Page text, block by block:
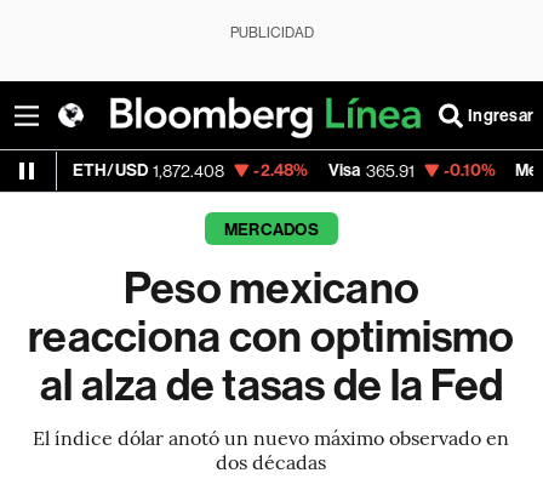
PUBLICIDAD
Ingresar
1,872.408 -2.48% Visa 365.91 -0.10% MercadoLibre
MERCADOS
Peso mexicano
reacciona con optimismo
al alza de tasas de la Fed
El índice dólar anotó un nuevo máximo observado en
dos décadas